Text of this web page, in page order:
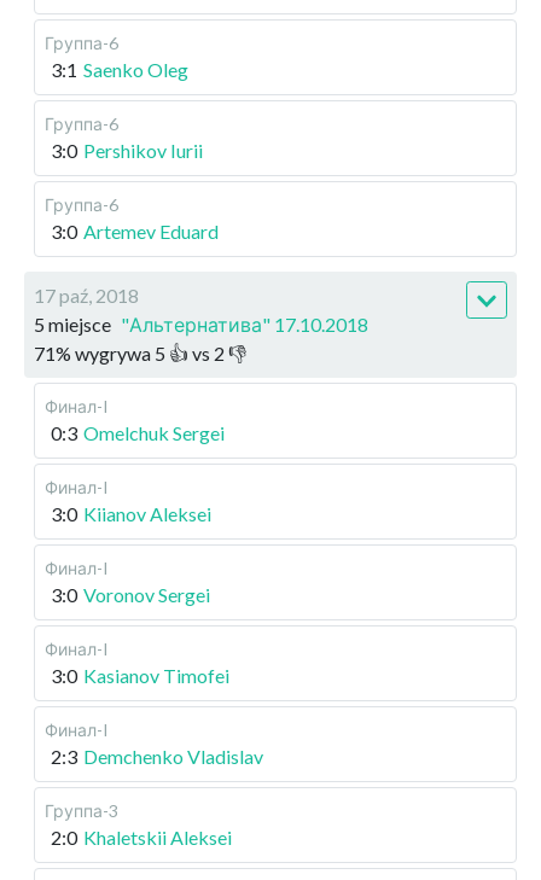
Группа-6
3:1 Saenko Oleg
Группа-6
3:0 Pershikov Iurii
Группа-6
3:0 Artemev Eduard
17 paź, 2018
5 miejsce "Альтернатива" 17.10.2018
71% wygrywa 5 👍 vs 2 👎
Финал-I
0:3 Omelchuk Sergei
Финал-I
3:0 Kiianov Aleksei
Финал-I
3:0 Voronov Sergei
Финал-I
3:0 Kasianov Timofei
Финал-I
2:3 Demchenko Vladislav
Группа-3
2:0 Khaletskii Aleksei